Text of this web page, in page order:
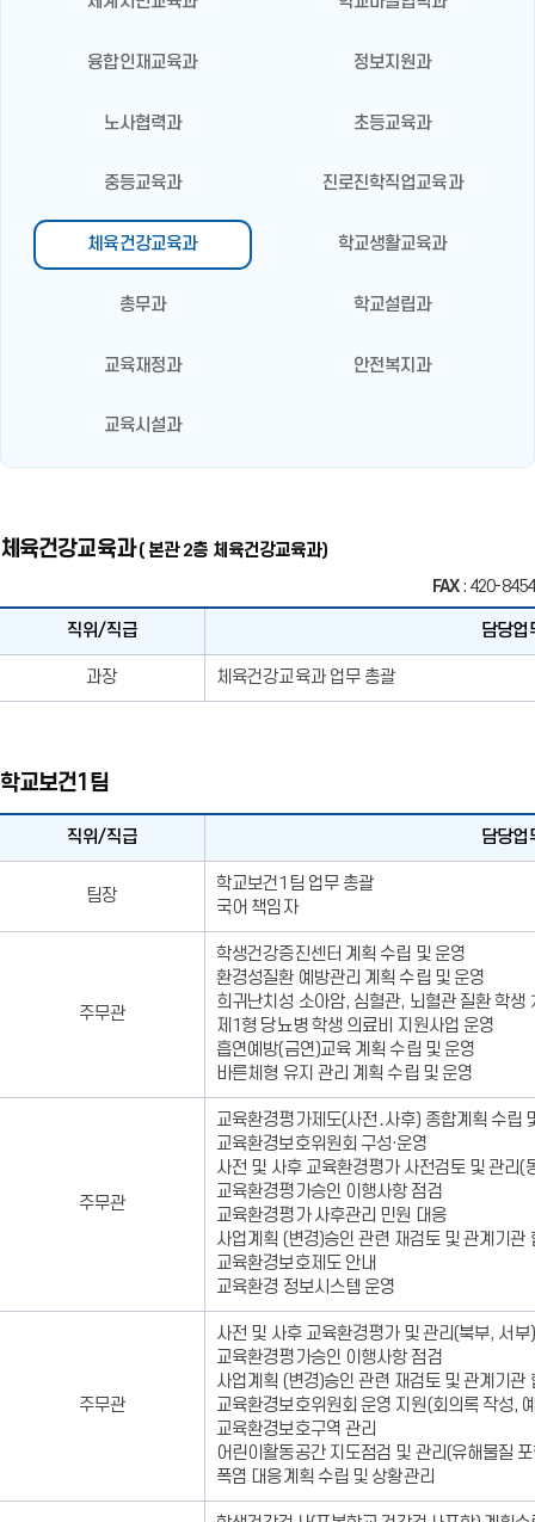
융합인재교육과 정보지원과
노사협력과 초등교육과
중등교육과 진로진학직업교육과
체육건강교육과 학교생활교육과
총무과 학교설립과
교육재정과 안전복지과
교육시설과
체육건강교육과( 본관 2층 체육건강교육과)
FAX: 420-8454
름,
담
업
화
자
합
직위/직급 담당업
과장 체육건강교육과 업무 총괄
학교보건1팀
직위/직급 담당업
팀장
학교보건1팀 업무 총괄
국어 책임자
주무관
학생건강증진센터 계획 수립 및 운영
환경성질환 예방관리 계획 수립 및 운영
희귀난치성 소아암, 심혈관, 뇌혈관 질환 학생
제1형 당뇨병 학생 의료비 지원사업 운영
흡연예방(금연)교육 계획 수립 및 운영
바른체형 유지 관리 계획 수립 및 운영
주무관
교육환경평가제도(사전․사후) 종합계획 수립
교육환경보호위원회 구성·운영
사전 및 사후 교육환경평가 사전검토 및 관리(
교육환경평가승인 이행사항 점검
교육환경평가 사후관리 민원 대응
사업계획 (변경)승인 관련 재검토 및 관계기관
교육환경보호제도 안내
교육환경 정보시스템 운영
주무관
사전 및 사후 교육환경평가 및 관리(북부, 서부)
교육환경평가승인 이행사항 점검
사업계획 (변경)승인 관련 재검토 및 관계기관
교육환경보호위원회 운영 지원(회의록 작성,
교육환경보호구역 관리
어린이활동공간 지도점검 및 관리(유해물질
폭염 대응계획 수립 및 상황관리